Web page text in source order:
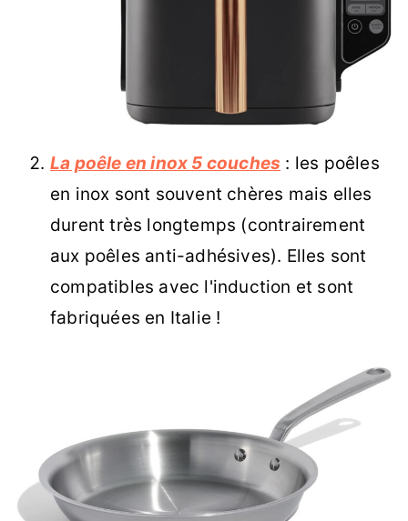
La poêle en inox 5 couches : les poêles
en inox sont souvent chères mais elles
durent très longtemps (contrairement
aux poêles anti-adhésives). Elles sont
compatibles avec l'induction et sont
fabriquées en Italie !